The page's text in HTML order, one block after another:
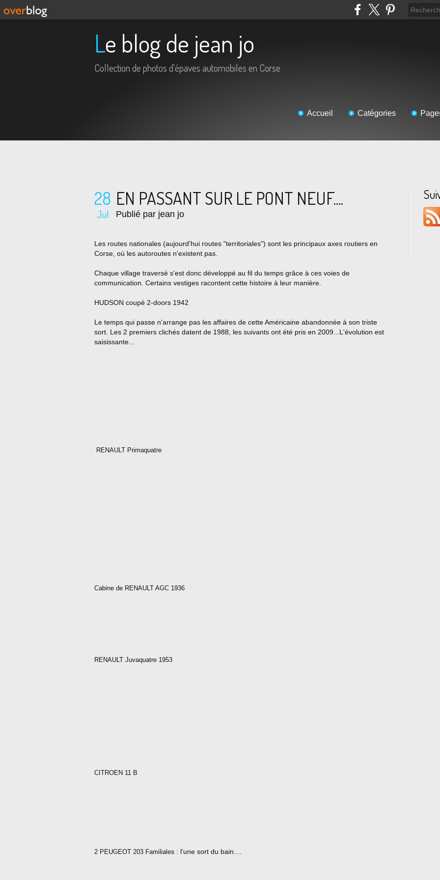
Le blog de jean jo
Collection de photos d'épaves automobiles en Corse
Accueil Catégories
28
Jul
EN PASSANT SUR LE PONT NEUF....
Publié par jean jo
Les routes nationales (aujourd'hui routes "territoriales") sont les principaux axes routiers en
Corse, où les autoroutes n'existent pas.
Chaque village traversé s'est donc développé au fil du temps grâce à ces voies de
communication. Certains vestiges racontent cette histoire à leur manière.
HUDSON coupé 2-doors 1942
Le temps qui passe n'arrange pas les affaires de cette Américaine abandonnée à son triste
sort. Les 2 premiers clichés datent de 1988, les suivants ont été pris en 2009...L'évolution est
saisissante...
RENAULT Primaquatre
Cabine de RENAULT AGC 1936
RENAULT Juvaquatre 1953
CITROEN 11 B
2 PEUGEOT 203 Familiales : l'une sort du bain....